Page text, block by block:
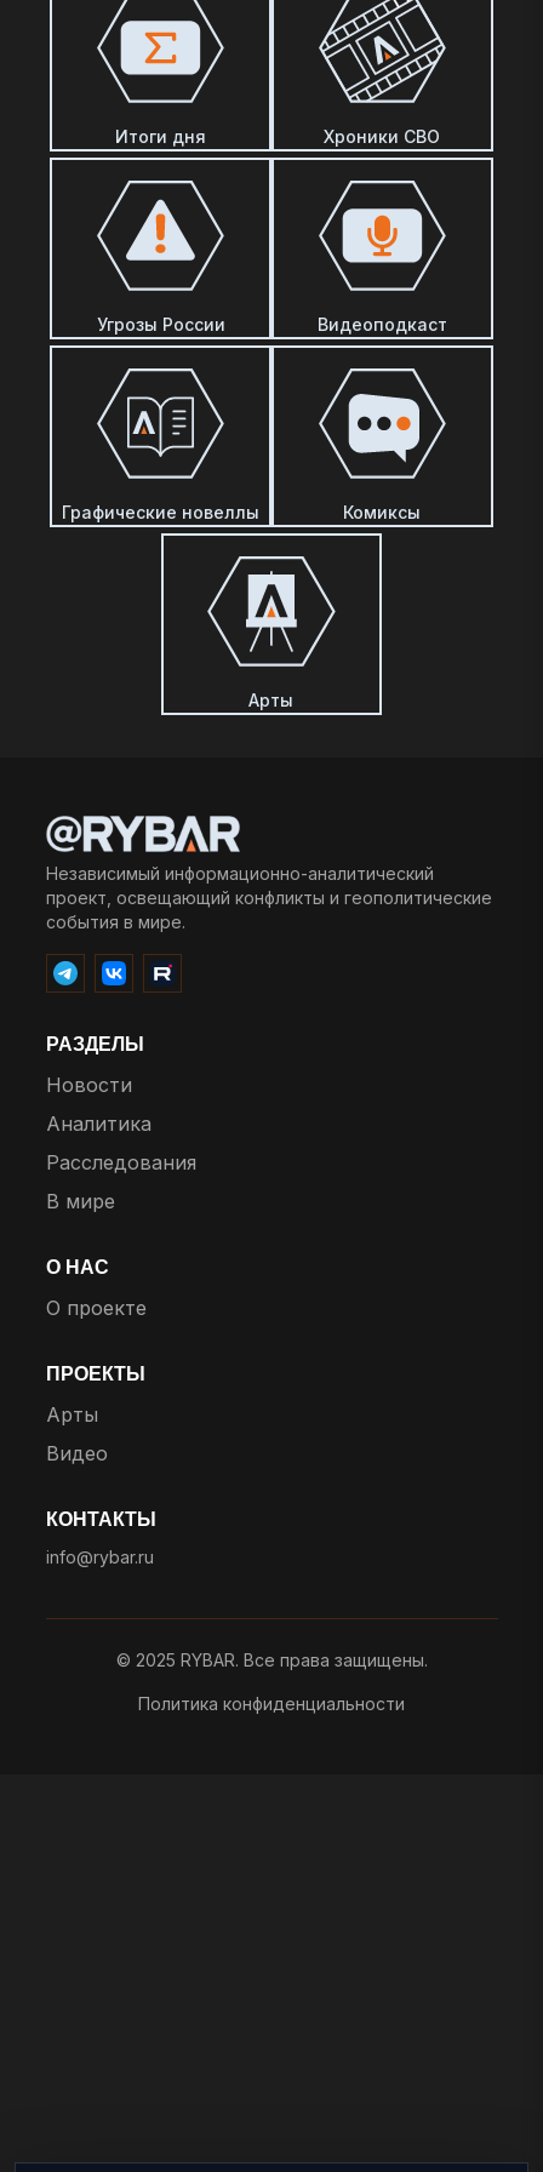
Итоги дня Хроники СВО
Угрозы России Видеоподкаст
Графические новеллы Комиксы
Арты
Независимый информационно-аналитический
проект, освещающий конфликты и геополитические
события в мире.
РАЗДЕЛЫ
Новости
Аналитика
Расследования
В мире
О НАС
О проекте
ПРОЕКТЫ
Арты
Видео
КОНТАКТЫ
info@rybar.ru
© 2025 RYBAR. Все права защищены.
Политика конфиденциальности